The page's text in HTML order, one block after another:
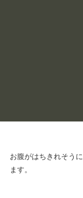
お腹がはちきれそう
ます。